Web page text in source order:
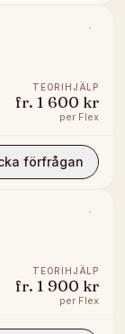
TEORIHJÄLP
fr. 1 600 kr
per Flex
förfrågan
TEORIHJÄLP
fr. 1 900 kr
per Flex